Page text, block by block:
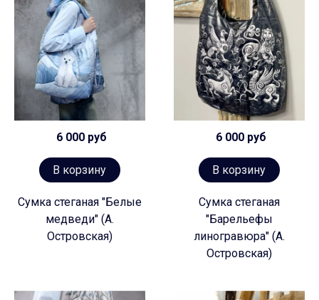
6 000 руб
В корзину
Сумка стеганая "Белые
медведи" (А.
Островская)
6 000 руб
В корзину
Сумка стеганая
"Барельефы
линогравюра" (А.
Островская)